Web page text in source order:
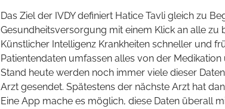
Das Ziel der IVDY definiert Hatice Tavli gleich zu
Gesundheitsversorgung mit einem Klick an alle zu
Künstlicher Intelligenz Krankheiten schneller und
Patientendaten umfassen alles von der
Stand heute werden noch immer viele dieser
Arzt gesendet. Spätestens der nächste Arzt hat
Eine App mache es möglich, diese Daten überall